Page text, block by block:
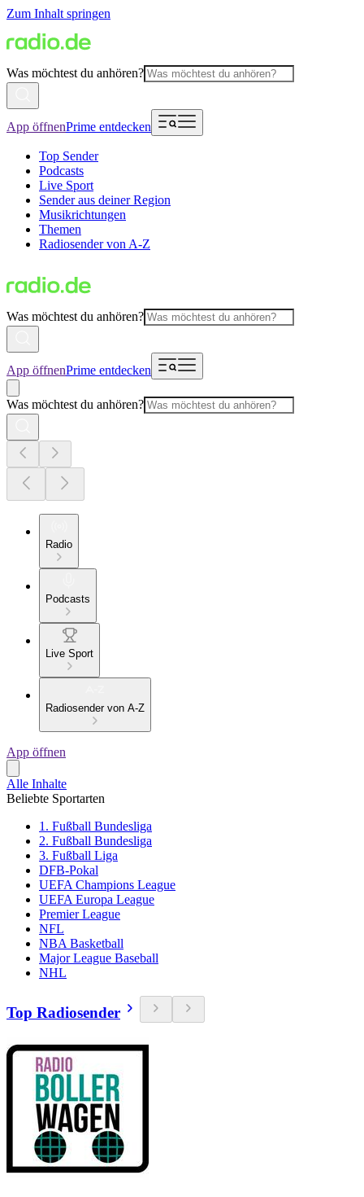
Zum Inhalt springen
Was möchtest du anhören?
App öffnenPrime entdecken
Top Sender
Podcasts
Live Sport
Sender aus deiner Region
Musikrichtungen
Themen
Radiosender von A-Z
Was möchtest du anhören?
App öffnenPrime entdecken
Was möchtest du anhören?
Radio
Podcasts
Live Sport
Radiosender von A-Z
App öffnen
Alle Inhalte
Beliebte Sportarten
1. Fußball Bundesliga
2. Fußball Bundesliga
3. Fußball Liga
DFB-Pokal
UEFA Champions League
UEFA Europa League
Premier League
NFL
NBA Basketball
Major League Baseball
NHL
Top Radiosender